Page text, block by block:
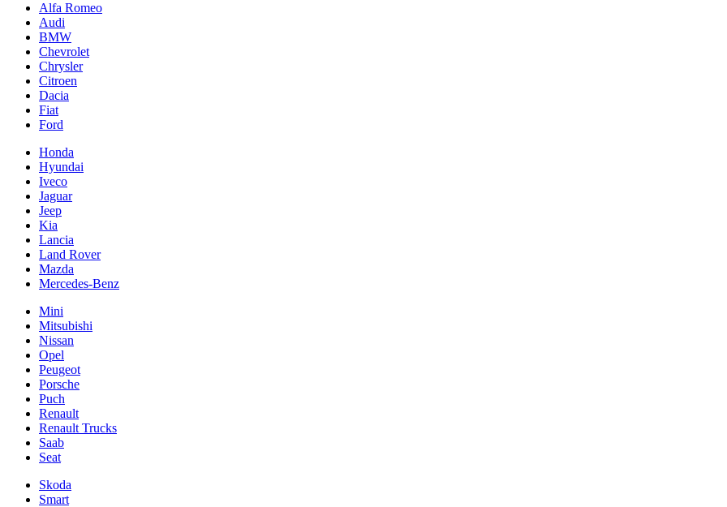
Alfa Romeo
Audi
BMW
Chevrolet
Chrysler
Citroen
Dacia
Fiat
Ford
Honda
Hyundai
Iveco
Jaguar
Jeep
Kia
Lancia
Land Rover
Mazda
Mercedes-Benz
Mini
Mitsubishi
Nissan
Opel
Peugeot
Porsche
Puch
Renault
Renault Trucks
Saab
Seat
Skoda
Smart